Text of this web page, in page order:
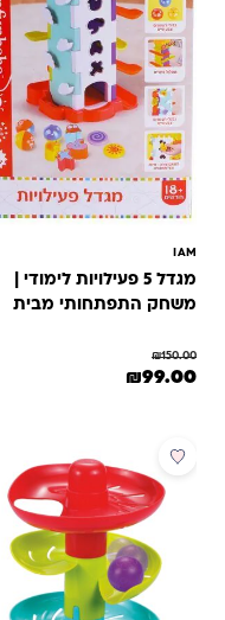
מגדל 5 פעילויות לימודי |
משחק התפתחותי מבית
₪150.00
המחיר המקורי היה: ₪150.00.
₪99.00 המחיר הנוכחי הוא: ₪99.00.